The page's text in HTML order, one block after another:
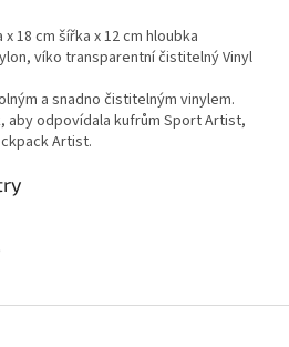
18 cm šířka x 12 cm hloubka
víko transparentní čistitelný Vinyl
a snadno čistitelným vinylem.
aby odpovídala kufrům Sport Artist,
Artist.